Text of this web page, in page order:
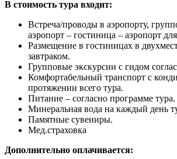
В стоимость тура входит:
Встреча/проводы в аэропорту,
аэропорт – гостиница – аэропорт
Размещение в гостиницах в
завтраком.
Групповые экскурсии с гидом
Комфортабельный транспорт с
протяжении всего тура.
Питание – согласно программе тура.
Минеральная вода на каждый день
Памятные сувениры.
Мед.страховка
Дополнительно оплачивается: